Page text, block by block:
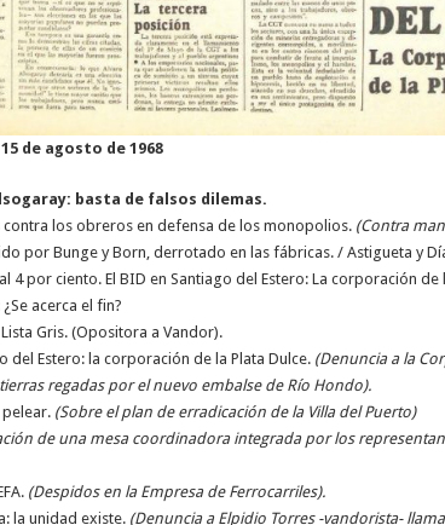
15 de agosto de 1968
basta de falsos dilemas.
contra los obreros en defensa de los monopolios.(Contra
por Bunge y Born, derrotado en las fábricas. / Astigueta y
4 por ciento. El BID en Santiago del Estero: La corporación de
acerca el fin?
Gris. (Opositora a Vandor).
del Estero: la corporación de la Plata Dulce. (Denuncia a la
regadas por el nuevo embalse de Río Hondo).
pelear. (Sobre el plan de erradicación de la Villa del Puerto)
de una mesa coordinadora integrada por los
(Despidos en la Empresa de Ferrocarriles).
la unidad existe.(Denuncia a Elpidio Torres -vandorista-